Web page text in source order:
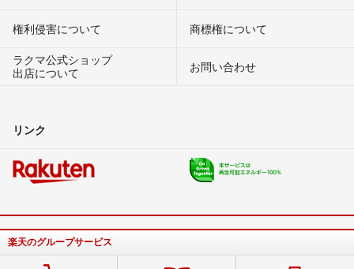
権利侵害について
商標権について
ラクマ公式ショップ
出店について
お問い合わせ
リンク
楽天のグループサービス